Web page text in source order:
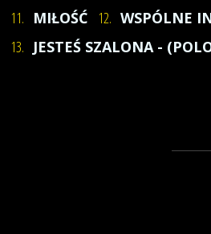
11. MIŁOŚĆ 12. WSPÓLNE
13. JESTEŚ SZALONA -